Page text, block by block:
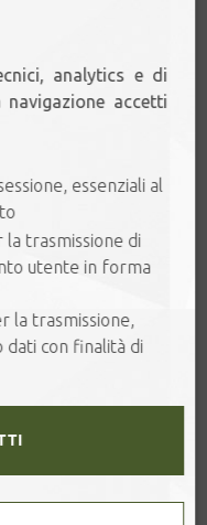
analytics e di
navigazione accetti
essenziali al
la trasmissione di
utente in forma
la trasmissione,
dati con finalità di